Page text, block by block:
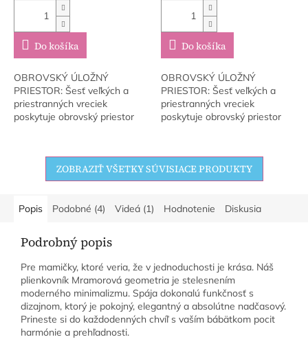
Do košíka
OBROVSKÝ ÚLOŽNÝ
PRIESTOR: Šesť veľkých a
priestranných vreciek
poskytuje obrovský priestor
poličkách a komode a využite
Do košíka
OBROVSKÝ ÚLOŽNÝ
PRIESTOR: Šesť veľkých a
priestranných vreciek
poskytuje obrovský priestor
poličkách a komode a využite
priestor...
ZOBRAZIŤ VŠETKY SÚVISIACE PRODUKTY
Popis Podobné (4) Videá (1) Hodnotenie Diskusia
Podrobný popis
Pre mamičky, ktoré veria, že v jednoduchosti je krása. Náš
plienkovník Mramorová geometria je stelesnením
moderného minimalizmu. Spája dokonalú funkčnosť s
dizajnom, ktorý je pokojný, elegantný a absolútne nadčasový.
Prineste si do každodenných chvíľ s vaším bábätkom pocit
harmónie a prehľadnosti.